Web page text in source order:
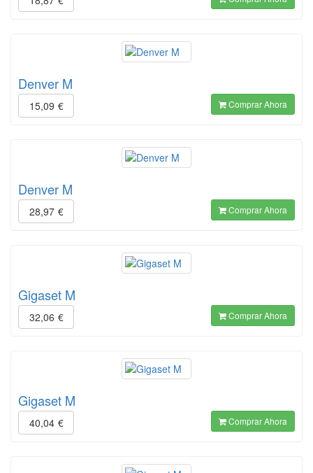
Denver M
15,09 € Comprar Ahora
Denver M
28,97 € Comprar Ahora
Gigaset M
32,06 € Comprar Ahora
Gigaset M
40,04 € Comprar Ahora